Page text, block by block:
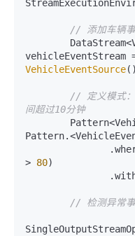
// 添加车辆事
vehicleEventStream
VehicleEventSource
// 定义模式：
间超过10分钟
> 80)
// 检测异常事